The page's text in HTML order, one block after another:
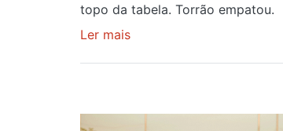
topo da tabela. Torrão empatou.
Ler mais
PARA